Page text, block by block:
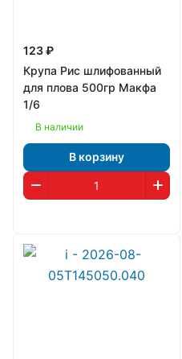
123 ₽
Крупа Рис шлифованный
для плова 500гр Макфа
1/6
В наличии
В корзину